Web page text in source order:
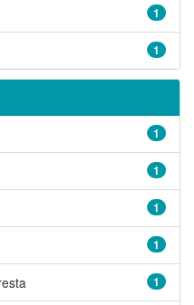
1
1
1
1
1
1
1